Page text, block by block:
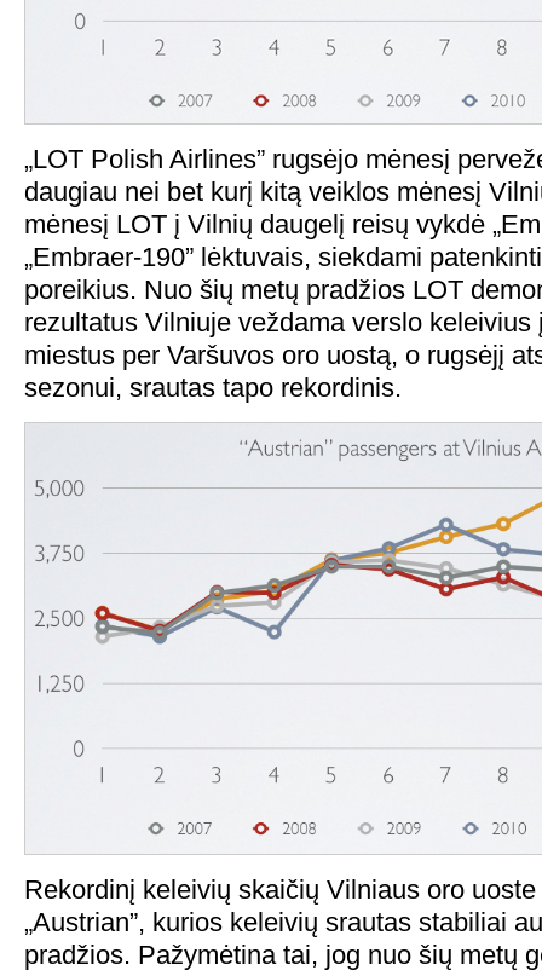
„LOT Polish Airlines” rugsėjo mėnesį
daugiau nei bet kurį kitą veiklos mėnesį
mėnesį LOT į Vilnių daugelį reisų vykdė
„Embraer-190” lėktuvais, siekdami
poreikius. Nuo šių metų pradžios LOT
rezultatus Vilniuje veždama verslo keleivius
miestus per Varšuvos oro uostą, o rugsėjį
sezonui, srautas tapo rekordinis.
Rekordinį keleivių skaičių Vilniaus oro
„Austrian”, kurios keleivių srautas stabiliai
pradžios. Pažymėtina tai, jog nuo šių metų